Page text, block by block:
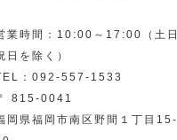
業時間：10:00～17:00（土日
日を除く）
：092-557-1533
815-0041
岡県福岡市南区野間１丁目15-